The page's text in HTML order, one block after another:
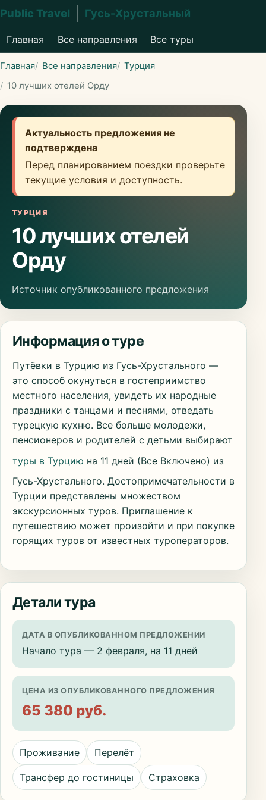
Public Travel Гусь-Хрустальный
Главная Все направления Все туры
Главная Все направления
Турция
10 лучших отелей Орду
Актуальность предложения не
подтверждена
Перед планированием поездки проверьте
текущие условия и доступность.
ТУРЦИЯ
10 лучших отелей
Орду
Источник опубликованного предложения
Информация о туре
Путёвки в Турцию из Гусь-Хрустального —
это способ окунуться в гостеприимство
местного населения, увидеть их народные
праздники с танцами и песнями, отведать
турецкую кухню. Все больше молодежи,
пенсионеров и родителей с детьми выбирают
туры в Турцию на 11 дней (Все Включено) из
Гусь-Хрустального. Достопримечательности в
Турции представлены множеством
экскурсионных туров. Приглашение к
путешествию может произойти и при покупке
горящих туров от известных туроператоров.
Детали тура
ДАТА В ОПУБЛИКОВАННОМ ПРЕДЛОЖЕНИИ
Начало тура — 2 февраля, на 11 дней
ЦЕНА ИЗ ОПУБЛИКОВАННОГО ПРЕДЛОЖЕНИЯ
65 380 руб.
Проживание Перелёт
Трансфер до гостиницы Страховка